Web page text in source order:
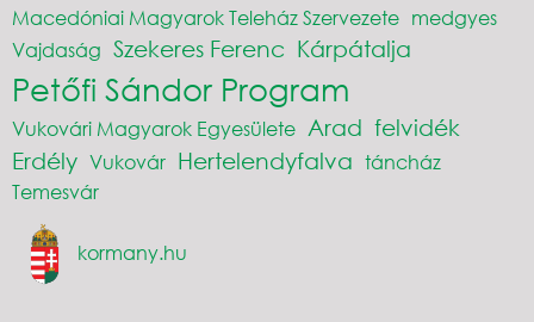
Macedóniai Magyarok Teleház Szervezete medgyes
Vajdaság Szekeres Ferenc Kárpátalja
Petőfi Sándor Program
Vukovári Magyarok Egyesülete Arad felvidék
Erdély Vukovár Hertelendyfalva táncház
Temesvár
kormany.hu